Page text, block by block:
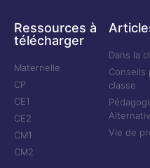
Ressources à
télécharger
Maternelle
CP
CE1
CE2
CM1
CM2
Dans la
Conseils
classe
Vie de